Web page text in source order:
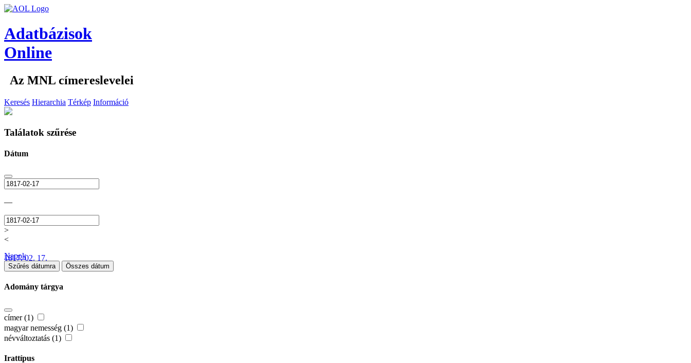
Adatbázisok
Online
Az MNL címereslevelei
Keresés Hierarchia Térkép Információ
Találatok szűrése
Dátum
—
>
<
1817. 02. 17.
Napok
Szűrés dátumra Összes dátum
Adomány tárgya
címer (1)
magyar nemesség (1)
névváltoztatás (1)
Irattípus